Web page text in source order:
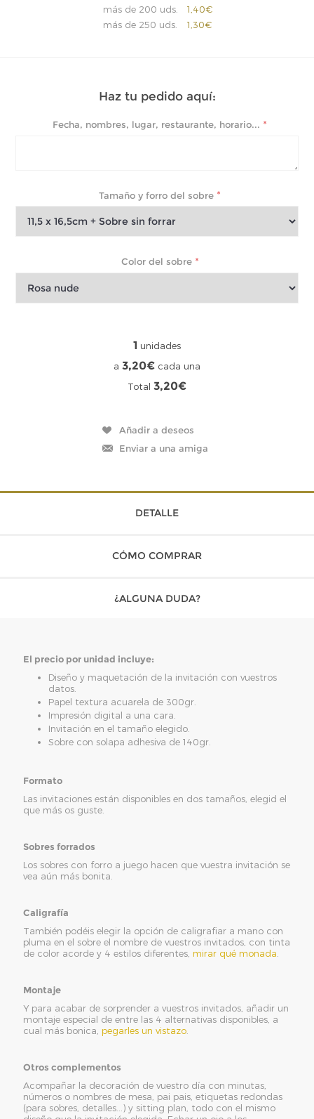
más de 200 uds.
más de 250 uds.
1,40€
1,30€
Haz tu pedido aquí:
Fecha, nombres, lugar, restaurante, horario... *
Tamaño y forro del sobre *
Color del sobre *
1 unidades
a 3,20€ cada una
Total 3,20€
DETALLE
CÓMO COMPRAR
¿ALGUNA DUDA?
El precio por unidad incluye:
Diseño y maquetación de la invitación con vuestros
datos.
Papel textura acuarela de 300gr.
Impresión digital a una cara.
Invitación en el tamaño elegido.
Sobre con solapa adhesiva de 140gr.
Formato
Las invitaciones están disponibles en dos tamaños, elegid el
que más os guste.
Sobres forrados
Los sobres con forro a juego hacen que vuestra invitación se
vea aún más bonita.
Caligrafía
También podéis elegir la opción de caligrafiar a mano con
pluma en el sobre el nombre de vuestros invitados, con tinta
de color acorde y 4 estilos diferentes, mirar qué monada
Montaje
Y para acabar de sorprender a vuestros invitados, añadir un
montaje especial de entre las 4 alternativas disponibles, a
cual más bonica, pegarles un vistazo
Otros complementos
Acompañar la decoración de vuestro día con minutas,
números o nombres de mesa, pai pais, etiquetas redondas
(para sobres, detalles...) y sitting plan, todo con el mismo